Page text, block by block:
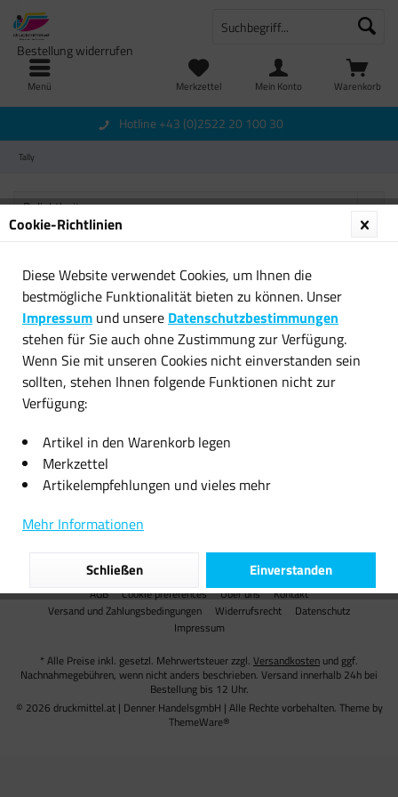
Menü Warenkorb
Merkzettel
Bestellung widerrufen
Mein Konto
Hotline +43 (0)2522 20 100 30
Tally
Newsletter
Service Hotline
Shop Service
Versand
AGB Cookie preferences Über uns
Kontakt
Versand und Zahlungsbedingungen
Widerrufsrecht
Datenschutz
Impressum
* Alle Preise inkl. gesetzl. Mehrwertsteuer zzgl. Versandkosten und ggf.
Nachnahmegebühren, wenn nicht anders beschrieben. Versand innerhalb 24h bei
Bestellung bis 12 Uhr.
© 2026 druckmittel.at | Denner HandelsgmbH | Alle Rechte vorbehalten. Theme by
ThemeWare®
Cookie-Richtlinien
Diese Website verwendet Cookies, um Ihnen die
bestmögliche Funktionalität bieten zu können. Unser
Impressum und unsere Datenschutzbestimmungen
stehen für Sie auch ohne Zustimmung zur Verfügung.
Wenn Sie mit unseren Cookies nicht einverstanden sein
sollten, stehen Ihnen folgende Funktionen nicht zur
Verfügung:
Artikel in den Warenkorb legen
Merkzettel
Artikelempfehlungen und vieles mehr
Mehr Informationen
Einverstanden
Schließen